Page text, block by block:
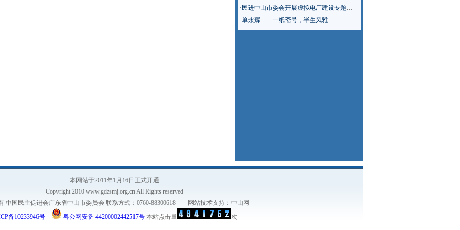
· 民进中山市委会开展虚拟电厂建设专题调研
·单永辉——一纸斋号，半生风雅
本网站于2011年1月16日正式开通
Copyright 2010 www.gdzsmj.org.cn All Rights reserved
中国民主促进会广东省中山市委员会 联系方式：0760-88300618 网站技术支持：中山网
备10233946号
粤公网安备 44200002442517号本站点击量 次